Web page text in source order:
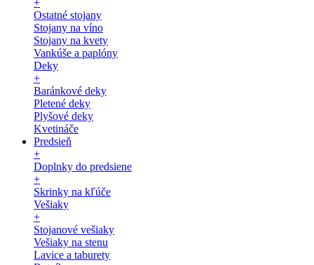
+
Ostatné stojany
Stojany na víno
Stojany na kvety
Vankúše a paplóny
Deky
+
Baránkové deky
Pletené deky
Plyšové deky
Kvetináče
Predsieň
+
Doplnky do predsiene
+
Skrinky na kľúče
Vešiaky
+
Stojanové vešiaky
Vešiaky na stenu
Lavice a taburety